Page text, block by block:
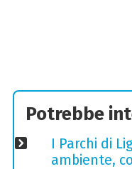
Potrebbe
I Parchi di
ambiente,